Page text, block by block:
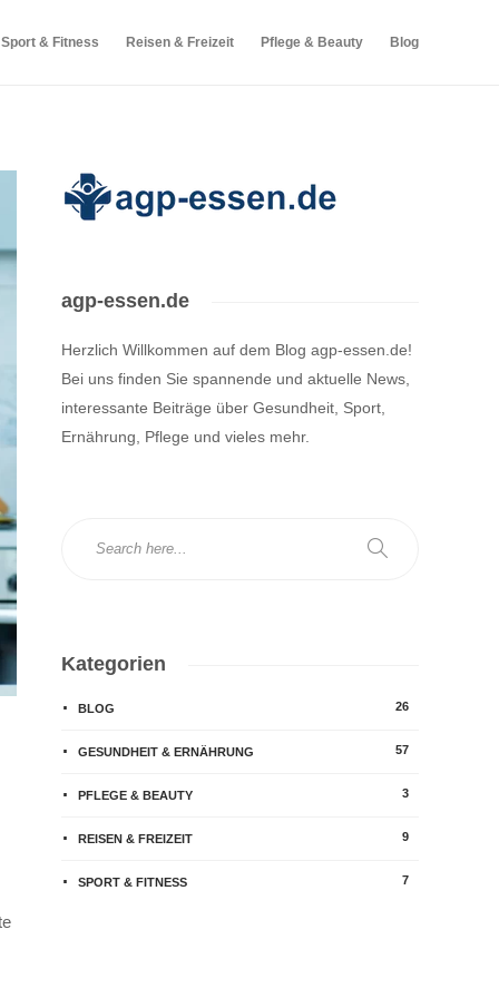
Sport & Fitness Reisen & Freizeit Pflege & Beauty Blog
agp-essen.de
Herzlich Willkommen auf dem Blog agp-essen.de!
Bei uns finden Sie spannende und aktuelle News,
interessante Beiträge über Gesundheit, Sport,
Ernährung, Pflege und vieles mehr.
Kategorien
BLOG 26
GESUNDHEIT & ERNÄHRUNG 57
PFLEGE & BEAUTY 3
REISEN & FREIZEIT 9
SPORT & FITNESS 7